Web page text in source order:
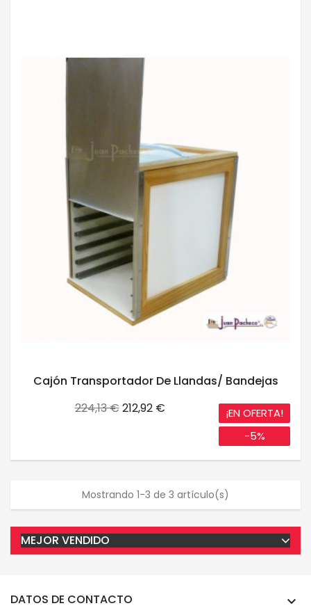
Cajón Transportador De Llandas/ Bandejas
Precio
224,13 €Precio
212,92 €
¡EN OFERTA!
-5%
Mostrando 1-3 de 3 artículo(s)
MEJOR VENDIDO
DATOS DE CONTACTO 